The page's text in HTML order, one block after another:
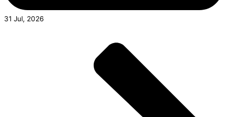
31 Jul, 2026